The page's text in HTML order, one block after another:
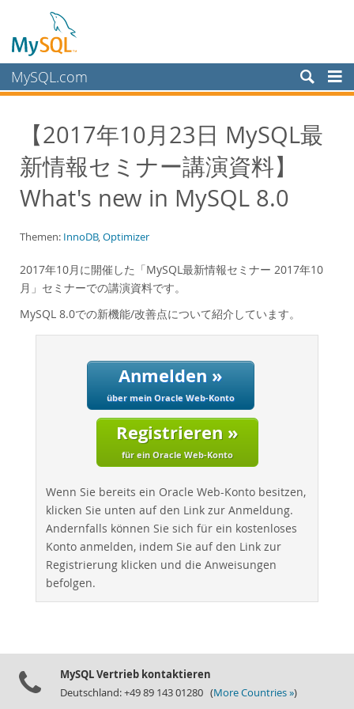
MySQL.com
Schulung, Beratung, Support
Partner
Kunden
White Papers
Presentations
Videos
Case Studies
Books
Kaufen
Downloads
Dokumentation
Entwickler-Bereich
【2017年10月23日 MySQL最
新情報セミナー講演資料】
What's new in MySQL 8.0
Themen: InnoDB,Optimizer
2017年10月に開催した「MySQL最新情報セミナー 2017年10
月」セミナーでの講演資料です。
MySQL 8.0での新機能/改善点について紹介しています。
Anmelden »
über mein Oracle Web-Konto
Registrieren »
für ein Oracle Web-Konto
Wenn Sie bereits ein Oracle Web-Konto besitzen,
klicken Sie unten auf den Link zur Anmeldung.
Andernfalls können Sie sich für ein kostenloses
Konto anmelden, indem Sie auf den Link zur
Registrierung klicken und die Anweisungen
befolgen.
MySQL Vertrieb kontaktieren
Deutschland: +49 89 143 01280 (More Countries »)